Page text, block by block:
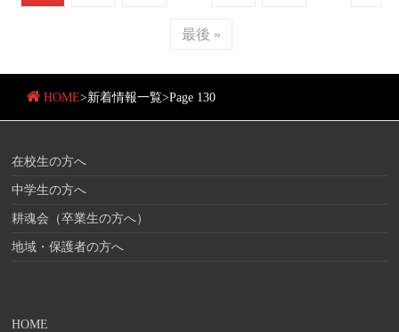
最後 »
HOME>新着情報一覧>Page 130
在校生の方へ
中学生の方へ
耕魂会（卒業生の方へ）
地域・保護者の方へ
HOME